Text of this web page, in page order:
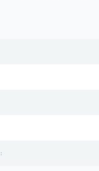
: